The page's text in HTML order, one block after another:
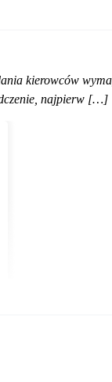
kierowców
najpierw […]